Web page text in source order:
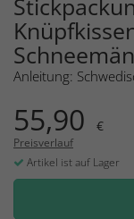
Anleitung:
55,90 €
Preisverlauf
Artikel ist auf Lager